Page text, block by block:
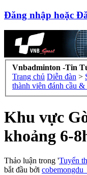
Đăng nhập hoặc
Vnbadminton -Tin
Trang chủ Diễn đàn >
thành viên đánh cầu
Khu vực
khoảng 6-
Thảo luận trong 'Tuyển
bắt đầu bởi